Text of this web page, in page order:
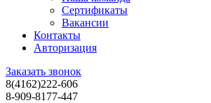
Сертификаты
Вакансии
Контакты
Авторизация
Заказать звонок
8(4162)222-606
8-909-8177-447